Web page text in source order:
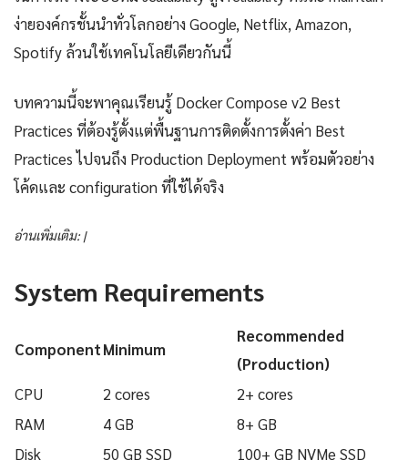
ง่ายองค์กรชั้นนำทั่วโลกอย่าง Google, Netflix, Amazon,
Spotify ล้วนใช้เทคโนโลยีเดียวกันนี้
บทความนี้จะพาคุณเรียนรู้ Docker Compose v2 Best
Practices ที่ต้องรู้ตั้งแต่พื้นฐานการติดตั้งการตั้งค่า Best
Practices ไปจนถึง Production Deployment พร้อมตัวอย่าง
โค้ดและ configuration ที่ใช้ได้จริง
อ่านเพิ่มเติม: |
System Requirements
ComponentMinimum
Recommended
(Production)
CPU
2 cores
2+ cores
RAM
4 GB
8+ GB
Disk
50 GB SSD 100+ GB NVMe SSD